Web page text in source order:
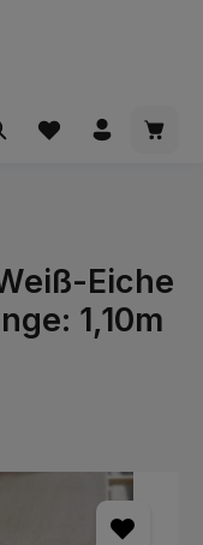
Eiche
1,10m